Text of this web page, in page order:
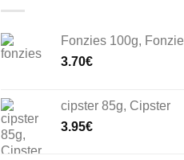
Fonzies 100g,
3.70€
cipster 85g, Cipster
3.95€